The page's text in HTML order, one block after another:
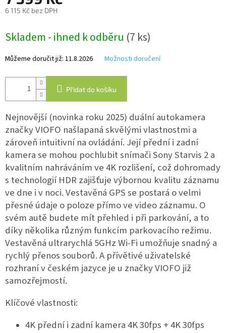
kamery
6 115 Kč bez DPH
cena:
Skladem - ihned k odběru (7 ks)
Můžeme doručit již: 11.8.2026 Možnosti doručení
Přidat do košíku
Nejnovější (novinka roku 2025) duální autokamera
značky VIOFO našlapaná skvělými vlastnostmi a
zároveň intuitivní na ovládání. Její přední i zadní
kamera se mohou pochlubit snímači Sony Starvis 2 a
kvalitním nahráváním ve 4K rozlišení, což dohromady
s technologií HDR zajišťuje výbornou kvalitu záznamu
ve dne i v noci. Vestavěná GPS se postará o velmi
přesné údaje o poloze přímo ve video záznamu. O
svém autě budete mít přehled i při parkování, a to
díky několika různým funkcím parkovacího režimu.
Vestavěná ultrarychlá 5GHz Wi-Fi umožňuje snadný a
rychlý přenos souborů. A přívětivé uživatelské
rozhraní v českém jazyce je u značky VIOFO již
samozřejmostí.
Klíčové vlastnosti:
4K přední i zadní kamera4K 30fps + 4K 30fps